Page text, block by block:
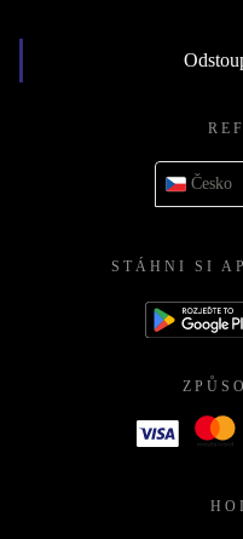
Česko
STÁHNI SI